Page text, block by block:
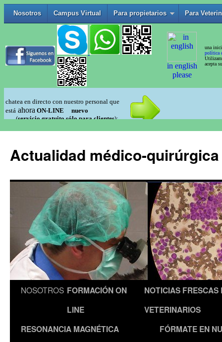
Actualidad médico-
NOSOTROS FORMACIÓN ON
LINE
NOTICIAS FRESCAS
VETERINARIOS
RESONANCIA MAGNÉTICA
FÓRMATE EN